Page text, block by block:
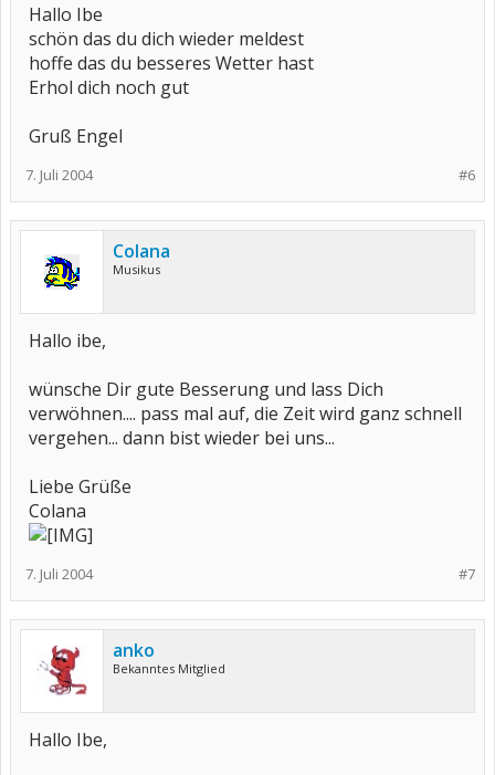
Hallo Ibe
schön das du dich wieder meldest
hoffe das du besseres Wetter hast
Erhol dich noch gut
Gruß Engel
#6
7. Juli 2004
Colana
Musikus
Hallo ibe,
wünsche Dir gute Besserung und lass Dich
verwöhnen.... pass mal auf, die Zeit wird ganz schnell
vergehen... dann bist wieder bei uns...
Liebe Grüße
Colana
#7
7. Juli 2004
anko
Bekanntes Mitglied
Hallo Ibe,